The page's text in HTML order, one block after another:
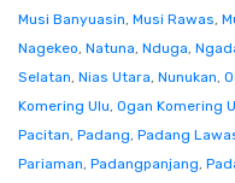
Musi Banyuasin, Musi Rawas,
Nagekeo, Natuna, Nduga,
Selatan, Nias Utara, Nunukan,
Komering Ulu, Ogan Komering
Pacitan, Padang, Padang
Pariaman, Padangpanjang,